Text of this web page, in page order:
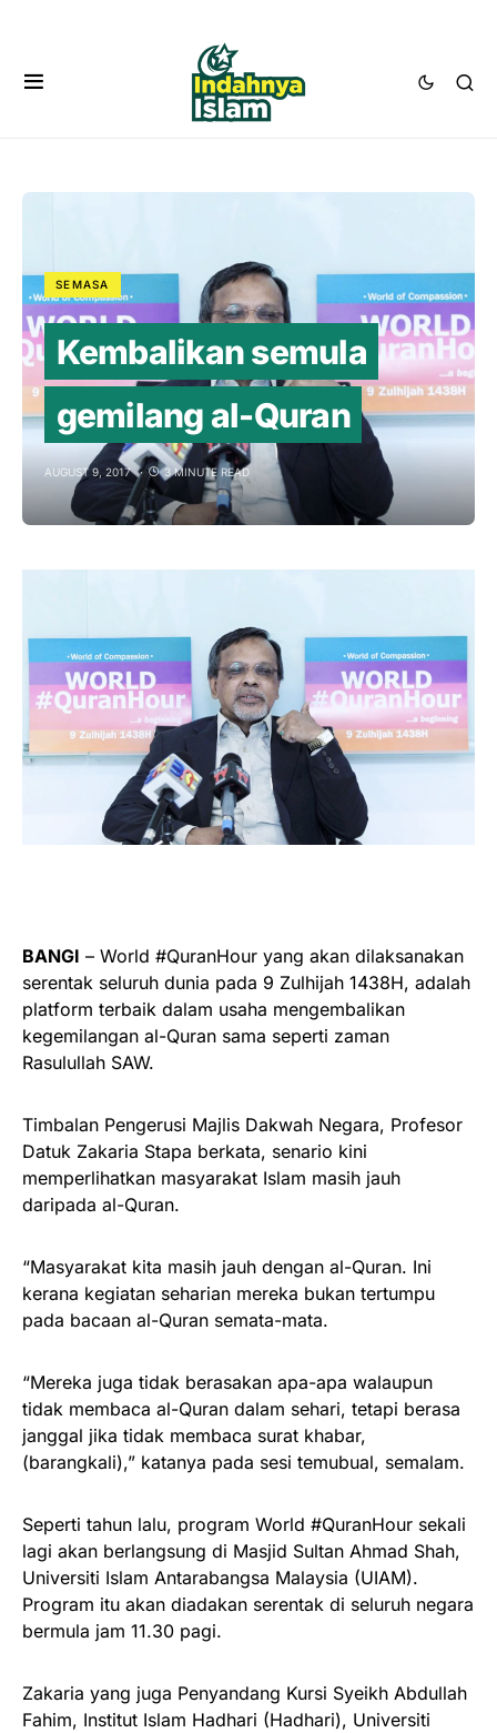
SEMASA
Kembalikan semula
gemilang al-Quran
AUGUST 9, 2017 3 MINUTE READ
BANGI – World #QuranHour yang akan dilaksanakan
serentak seluruh dunia pada 9 Zulhijah 1438H, adalah
platform terbaik dalam usaha mengembalikan
kegemilangan al-Quran sama seperti zaman
Rasulullah SAW.
Timbalan Pengerusi Majlis Dakwah Negara, Profesor
Datuk Zakaria Stapa berkata, senario kini
memperlihatkan masyarakat Islam masih jauh
daripada al-Quran.
“Masyarakat kita masih jauh dengan al-Quran. Ini
kerana kegiatan seharian mereka bukan tertumpu
pada bacaan al-Quran semata-mata.
“Mereka juga tidak berasakan apa-apa walaupun
tidak membaca al-Quran dalam sehari, tetapi berasa
janggal jika tidak membaca surat khabar,
(barangkali),” katanya pada sesi temubual, semalam.
Seperti tahun lalu, program World #QuranHour sekali
lagi akan berlangsung di Masjid Sultan Ahmad Shah,
Universiti Islam Antarabangsa Malaysia (UIAM).
Program itu akan diadakan serentak di seluruh negara
bermula jam 11.30 pagi.
Zakaria yang juga Penyandang Kursi Syeikh Abdullah
Fahim, Institut Islam Hadhari (Hadhari), Universiti